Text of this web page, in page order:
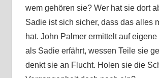
wem gehören sie? Wer hat sie dort
Sadie ist sich sicher, dass das alles
hat. John Palmer ermittelt auf eigene
als Sadie erfährt, wessen Teile sie
denkt sie an Flucht. Holen sie die